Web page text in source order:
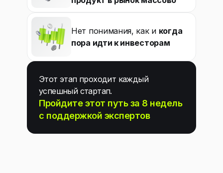
Нет понимания, как и когда
пора идти к инвесторам
Этот этап проходит каждый
успешный стартап.
Пройдите этот путь за 8 недель
с поддержкой экспертов